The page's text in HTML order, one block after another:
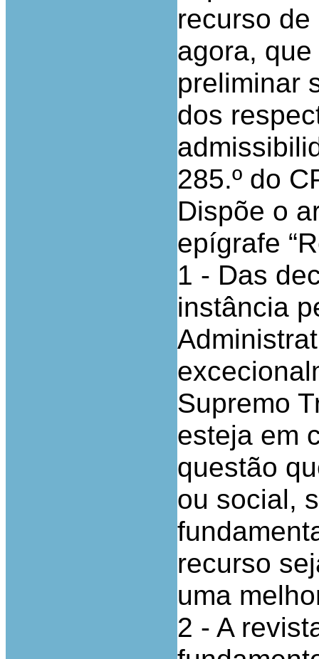
recurso
agora,
preliminar
dos
285.º do
Dispõe o
epígrafe
1 - Das
instância
Supremo
esteja em
questão
ou social,
recurso
uma
2 - A